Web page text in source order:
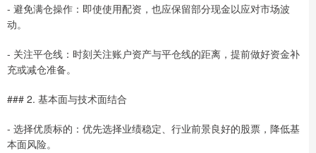
- 避免满仓操作：即使使用配资，也应保留部分现金以应对市场波
动。
- 关注平仓线：时刻关注账户资产与平仓线的距离，提前做好资金补
充或减仓准备。
### 2. 基本面与技术面结合
- 选择优质标的：优先选择业绩稳定、行业前景良好的股票，降低基
本面风险。